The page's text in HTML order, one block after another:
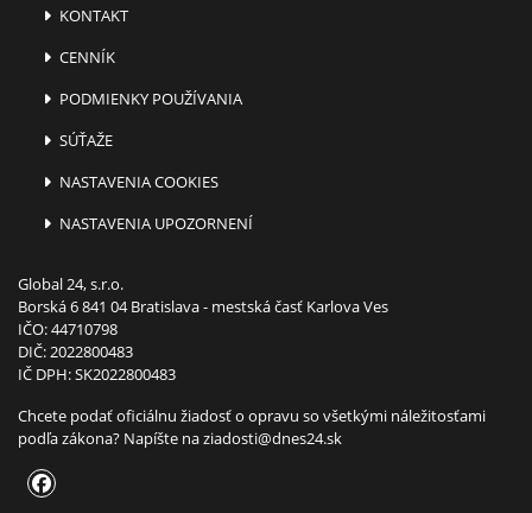
KONTAKT
CENNÍK
PODMIENKY POUŽÍVANIA
SÚŤAŽE
NASTAVENIA COOKIES
NASTAVENIA UPOZORNENÍ
Global 24, s.r.o.
Borská 6 841 04 Bratislava - mestská časť Karlova Ves
IČO: 44710798
DIČ: 2022800483
IČ DPH: SK2022800483
Chcete podať oficiálnu žiadosť o opravu so všetkými náležitosťami
podľa zákona? Napíšte naziadosti@dnes24.sk